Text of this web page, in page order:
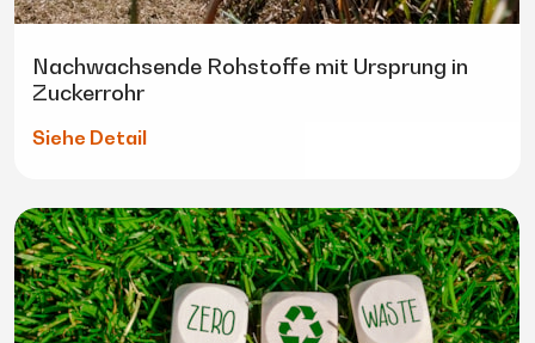
Nachwachsende Rohstoffe mit Ursprung in
Zuckerrohr
Siehe Detail